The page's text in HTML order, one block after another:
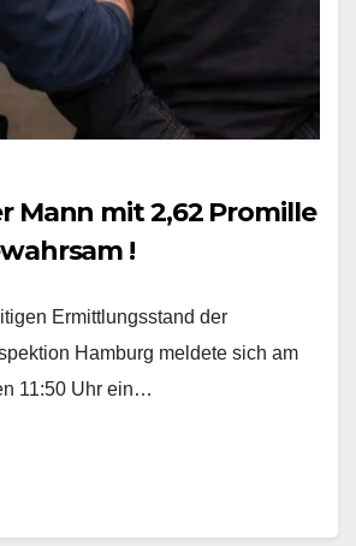
Mann mit 2,62 Promille
!
Ermittlungsstand der
Hamburg meldete sich am
11:50 Uhr ein…